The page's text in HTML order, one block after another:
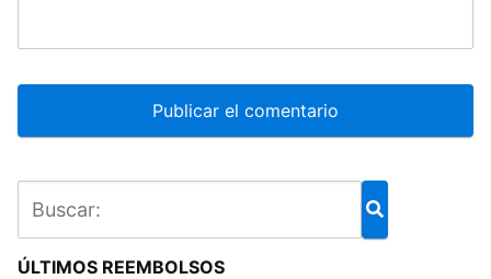
ÚLTIMOS REEMBOLSOS